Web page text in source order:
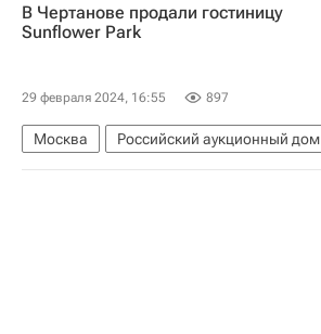
Туапсинский район
Дороги
В Чертанове продали гостиницу
Sunflower Park
29 февраля 2024, 16:55 897
Москва
Российский аукционный дом
Коммерческая недвижимость
Отели